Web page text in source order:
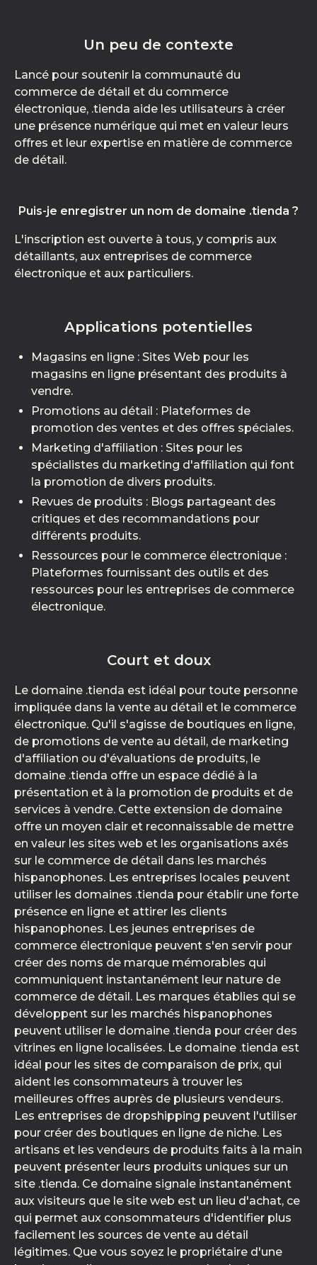
Un peu de contexte
Lancé pour soutenir la communauté du
commerce de détail et du commerce
électronique, .tienda aide les utilisateurs à créer
une présence numérique qui met en valeur leurs
offres et leur expertise en matière de commerce
de détail.
Puis-je enregistrer un nom de domaine .tienda ?
L'inscription est ouverte à tous, y compris aux
détaillants, aux entreprises de commerce
électronique et aux particuliers.
Applications potentielles
Magasins en ligne : Sites Web pour les
magasins en ligne présentant des produits à
vendre.
Promotions au détail : Plateformes de
promotion des ventes et des offres spéciales.
Marketing d'affiliation : Sites pour les
spécialistes du marketing d'affiliation qui font
la promotion de divers produits.
Revues de produits : Blogs partageant des
critiques et des recommandations pour
différents produits.
Ressources pour le commerce électronique :
Plateformes fournissant des outils et des
ressources pour les entreprises de commerce
électronique.
Court et doux
Le domaine .tienda est idéal pour toute personne
impliquée dans la vente au détail et le commerce
électronique. Qu'il s'agisse de boutiques en ligne,
de promotions de vente au détail, de marketing
d'affiliation ou d'évaluations de produits, le
domaine .tienda offre un espace dédié à la
présentation et à la promotion de produits et de
services à vendre. Cette extension de domaine
offre un moyen clair et reconnaissable de mettre
en valeur les sites web et les organisations axés
sur le commerce de détail dans les marchés
hispanophones. Les entreprises locales peuvent
utiliser les domaines .tienda pour établir une forte
présence en ligne et attirer les clients
hispanophones. Les jeunes entreprises de
commerce électronique peuvent s'en servir pour
créer des noms de marque mémorables qui
communiquent instantanément leur nature de
commerce de détail. Les marques établies qui se
développent sur les marchés hispanophones
peuvent utiliser le domaine .tienda pour créer des
vitrines en ligne localisées. Le domaine .tienda est
idéal pour les sites de comparaison de prix, qui
aident les consommateurs à trouver les
meilleures offres auprès de plusieurs vendeurs.
Les entreprises de dropshipping peuvent l'utiliser
pour créer des boutiques en ligne de niche. Les
artisans et les vendeurs de produits faits à la main
peuvent présenter leurs produits uniques sur un
site .tienda. Ce domaine signale instantanément
aux visiteurs que le site web est un lieu d'achat, ce
qui permet aux consommateurs d'identifier plus
facilement les sources de vente au détail
légitimes. Que vous soyez le propriétaire d'une